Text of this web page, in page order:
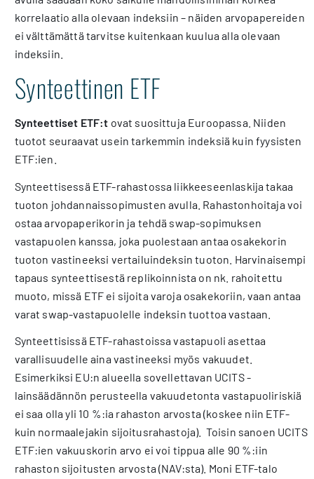
korrelaatio alla olevaan indeksiin – näiden arvopapereiden
ei välttämättä tarvitse kuitenkaan kuulua alla olevaan
indeksiin.
Synteettinen ETF
Synteettiset ETF:t ovat suosittuja Euroopassa. Niiden
tuotot seuraavat usein tarkemmin indeksiä kuin fyysisten
ETF:ien.
Synteettisessä ETF-rahastossa liikkeeseenlaskija takaa
tuoton johdannaissopimusten avulla. Rahastonhoitaja voi
ostaa arvopaperikorin ja tehdä swap-sopimuksen
vastapuolen kanssa, joka puolestaan antaa osakekorin
tuoton vastineeksi vertailuindeksin tuoton. Harvinaisempi
tapaus synteettisestä replikoinnista on nk. rahoitettu
muoto, missä ETF ei sijoita varoja osakekoriin, vaan antaa
varat swap-vastapuolelle indeksin tuottoa vastaan.
Synteettisissä ETF-rahastoissa vastapuoli asettaa
varallisuudelle aina vastineeksi myös vakuudet.
Esimerkiksi EU:n alueella sovellettavan UCITS -
lainsäädännön perusteella vakuudetonta vastapuoliriskiä
ei saa olla yli 10 %:ia rahaston arvosta (koskee niin ETF-
kuin normaalejakin sijoitusrahastoja). Toisin sanoen UCITS
ETF:ien vakuuskorin arvo ei voi tippua alle 90 %:iin
rahaston sijoitusten arvosta (NAV:sta). Moni ETF-talo